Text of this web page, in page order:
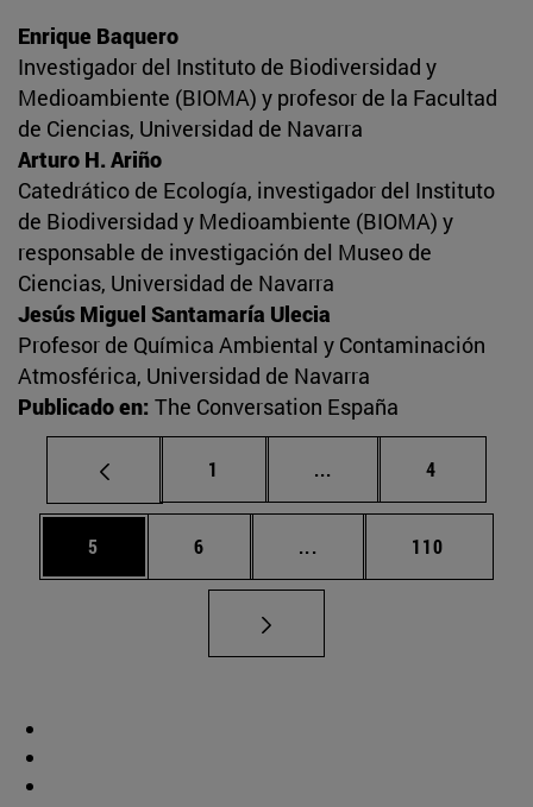
Enrique Baquero
Investigador del Instituto de Biodiversidad y
Medioambiente (BIOMA) y profesor de la Facultad
de Ciencias, Universidad de Navarra
Arturo H. Ariño
Catedrático de Ecología, investigador del Instituto
de Biodiversidad y Medioambiente (BIOMA) y
responsable de investigación del Museo de
Ciencias, Universidad de Navarra
Jesús Miguel Santamaría Ulecia
Profesor de Química Ambiental y Contaminación
Atmosférica, Universidad de Navarra
Publicado en: The Conversation España
Página
1 ... Páginas intermedias
Página
4
Página
5 Página
6 ... Páginas intermedias
Página
110